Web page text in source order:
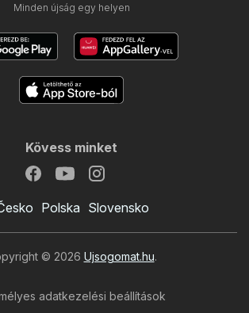
Minden újság egy helyen
Kövess minket
Polska Slovensko
© 2026 Ujsogomat.hu.
adatkezelési beállítások